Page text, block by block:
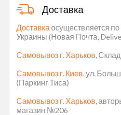
Доставка
Доставка осуществляется
Украины (Новая Почта,
Самовывоз г. Харьков,
Самовывоз г. Киев, ул.
(Паркинг Тиса)
Самовывоз г. Харьков,
магазин №206